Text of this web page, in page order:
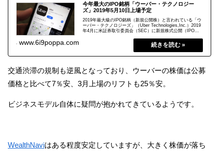
今年最大のIPO銘柄「ウーバー・テクノロジー
ズ」2019年5月10日上場予定
2019年最大級のIPO銘柄（新規公開株）と言われている「ウ
ーバー・テクノロジーズ」（Uber Technologies,Inc.）2019
年4月に米証券取引委員会（SEC）に新規株式公開（IPO）
定！楽天証券での注文受付は、2019年5月10日（金）初値決
定後（22時半以降）から開始予定です。
www.6i9poppa.com 2019.05.08
交通渋滞の規制も逆風となっており、ウーバーの株価は公募
価格と比べて7％安、3月上場のリフトも25％安。
ビジネスモデル自体に疑問が抱かれてきているようです。
WealthNaviはある程度安定していますが、大きく株価が落ち